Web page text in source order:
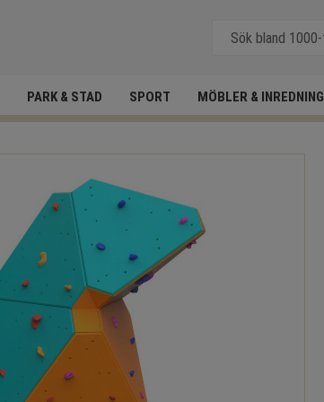
PARK & STAD SPORT MÖBLER & INREDNING